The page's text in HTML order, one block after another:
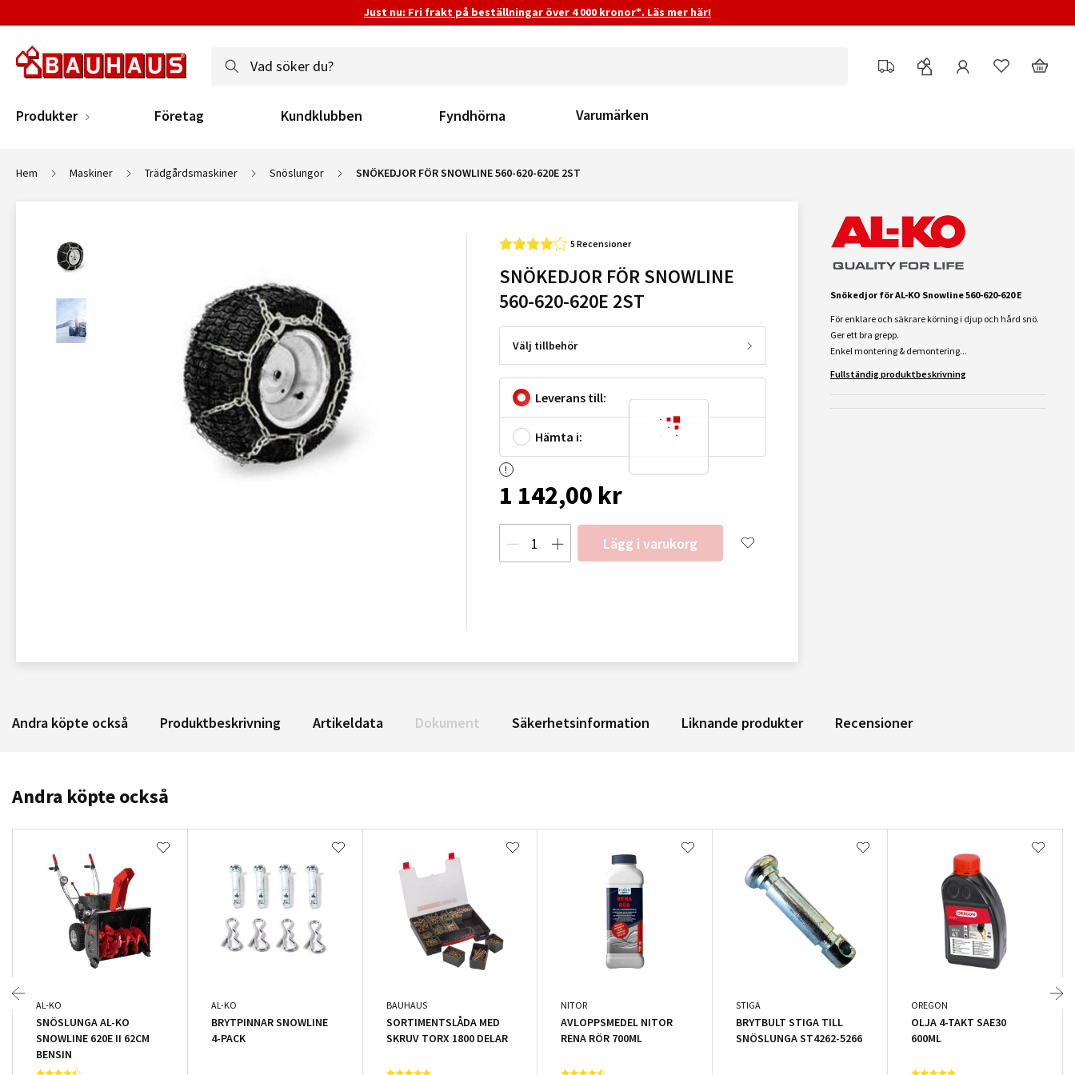
Just nu: Fri frakt på beställningar över 4 000 kronor*. Läs mer här!
Produkter Företag Kundklubben Fyndhörna Varumärken
Hem Maskiner Trädgårdsmaskiner Snöslungor SNÖKEDJOR FÖR SNOWLINE 560-620-620E 2ST
5 Recensioner
SNÖKEDJOR FÖR SNOWLINE
560-620-620E 2ST
Välj tillbehör
Leverans till:
Hämta i:
1 142,00 kr
Lägg i varukorg
Snökedjor för AL-KO Snowline 560-620-620 E
För enklare och säkrare körning i djup och hård snö.
Ger ett bra grepp.
Enkel montering & demontering...
Fullständig produktbeskrivning
Andra köpte också Produktbeskrivning Artikeldata Dokument Säkerhetsinformation Liknande produkter Recensioner
Andra köpte också
AL-KO
SNÖSLUNGA AL-KO
SNOWLINE 620E II 62CM
BENSIN
AL-KO
BRYTPINNAR SNOWLINE
4-PACK
BAUHAUS
SORTIMENTSLÅDA MED
SKRUV TORX 1800 DELAR
NITOR
AVLOPPSMEDEL NITOR
RENA RÖR 700ML
STIGA
BRYTBULT STIGA TILL
SNÖSLUNGA ST4262-5266
OREGON
OLJA 4-TAKT SAE30
600ML